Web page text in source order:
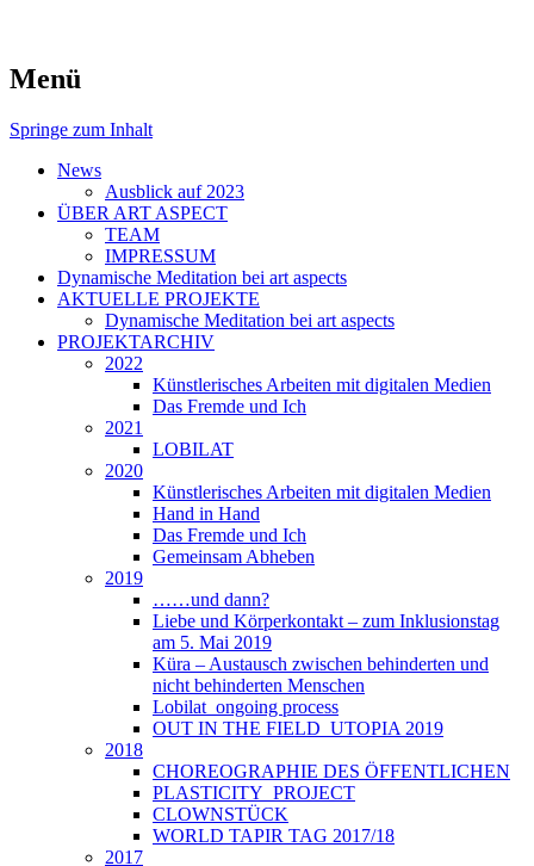
art aspects
art
Menü
Springe zum Inhalt
News
Ausblick auf 2023
ÜBER ART ASPECT
TEAM
IMPRESSUM
Dynamische Meditation bei art aspects
AKTUELLE PROJEKTE
Dynamische Meditation bei art aspects
PROJEKTARCHIV
2022
Künstlerisches Arbeiten mit digitalen Medien
Das Fremde und Ich
2021
LOBILAT
2020
Künstlerisches Arbeiten mit digitalen Medien
Hand in Hand
Das Fremde und Ich
Gemeinsam Abheben
2019
……und dann?
Liebe und Körperkontakt – zum Inklusionstag
am 5. Mai 2019
Küra – Austausch zwischen behinderten und
nicht behinderten Menschen
Lobilat_ongoing process
OUT IN THE FIELD_UTOPIA 2019
2018
CHOREOGRAPHIE DES ÖFFENTLICHEN
PLASTICITY_PROJECT
CLOWNSTÜCK
WORLD TAPIR TAG 2017/18
2017